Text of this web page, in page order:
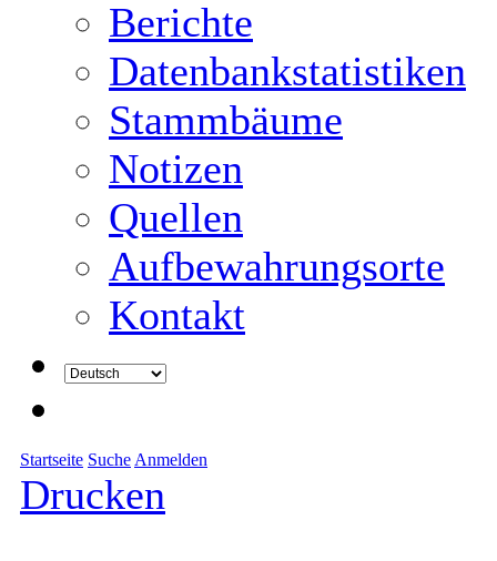
Berichte
Datenbankstatistiken
Stammbäume
Notizen
Quellen
Aufbewahrungsorte
Kontakt
Startseite Suche Anmelden
Drucken